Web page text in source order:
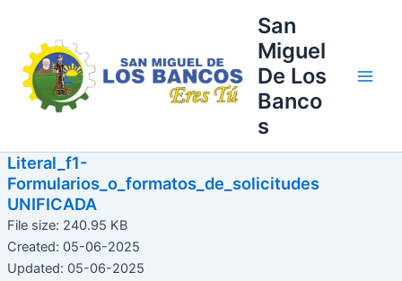
contenido
San
Miguel
De Los
Banco
s
Literal_f1-
Formularios_o_formatos_de_solicitudes
UNIFICADA
File size: 240.95 KB
Created: 05-06-2025
Updated: 05-06-2025